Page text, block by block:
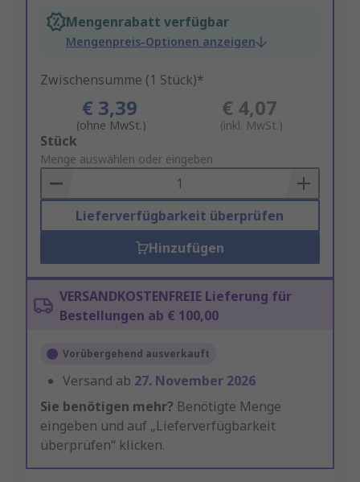
Mengenrabatt verfügbar
Mengenpreis-Optionen anzeigen
Zwischensumme (1 Stück)*
€ 3,39
(ohne MwSt.)
€ 4,07
(inkl. MwSt.)
Add
to
Basket
Stück
Menge auswählen oder eingeben
Lieferverfügbarkeit überprüfen
Hinzufügen
VERSANDKOSTENFREIE Lieferung für
Bestellungen ab € 100,00
Vorübergehend ausverkauft
Versand ab 27. November 2026
Sie benötigen mehr? Benötigte Menge
eingeben und auf „Lieferverfügbarkeit
überprüfen“ klicken.